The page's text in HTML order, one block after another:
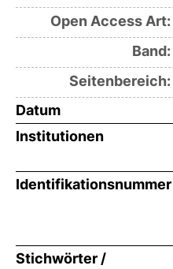
Open Access Art:
Band:
Seitenbereich:
Datum
Institutionen
Identifikationsnummer
Stichwörter /